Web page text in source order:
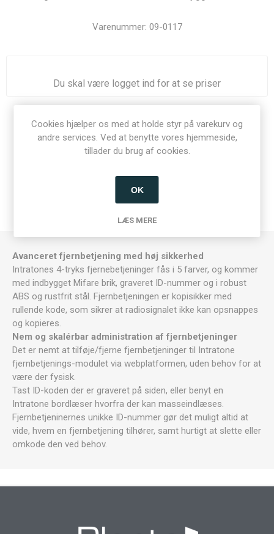
Varenummer: 09-0117
Du skal være logget ind for at se priser
Del:
BESKRIVELSE
KONTAKT OS
Avanceret fjernbetjening med høj sikkerhed
Intratones 4-tryks fjernebetjeninger fås i 5 farver, og kommer
med indbygget Mifare brik, graveret ID-nummer og i robust
ABS og rustfrit stål. Fjernbetjeningen er kopisikker med
rullende kode, som sikrer at radiosignalet ikke kan opsnappes
og kopieres.
Nem og skalérbar administration af fjernbetjeninger
Det er nemt at tilføje/fjerne fjernbetjeninger til Intratone
fjernbetjenings-modulet via webplatformen, uden behov for at
være der fysisk.
Tast ID-koden der er graveret på siden, eller benyt en
Intratone bordlæser hvorfra der kan masseindlæses.
Fjernbetjeninernes unikke ID-nummer gør det muligt altid at
vide, hvem en fjernbetjening tilhører, samt hurtigt at slette eller
omkode den ved behov.
Cookies hjælper os med at holde styr på varekurv og
andre services. Ved at benytte vores hjemmeside,
tillader du brug af cookies.
OK
LÆS MERE